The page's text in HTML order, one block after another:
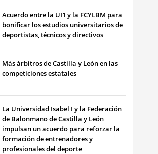
Acuerdo entre la UI1 y la FCYLBM para
bonificar los estudios universitarios de
deportistas, técnicos y directivos
Más árbitros de Castilla y León en las
competiciones estatales
La Universidad Isabel I y la Federación
de Balonmano de Castilla y León
impulsan un acuerdo para reforzar la
formación de entrenadores y
profesionales del deporte